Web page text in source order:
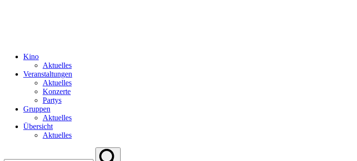
Kino
Aktuelles
Veranstaltungen
Aktuelles
Konzerte
Partys
Gruppen
Aktuelles
Übersicht
Aktuelles